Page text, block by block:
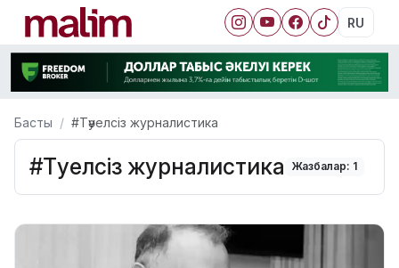
RU
Басты #Тәуелсіз журналистика
#Тәуелсіз журналистика Жазбалар: 1